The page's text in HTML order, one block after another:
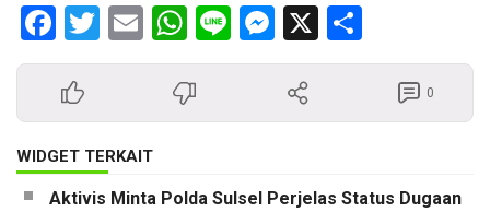
Facebook
Twitter
EmailWhatsApp
LineMessenger
X
0
WIDGET TERKAIT
Aktivis Minta Polda Sulsel Perjelas Status Dugaan